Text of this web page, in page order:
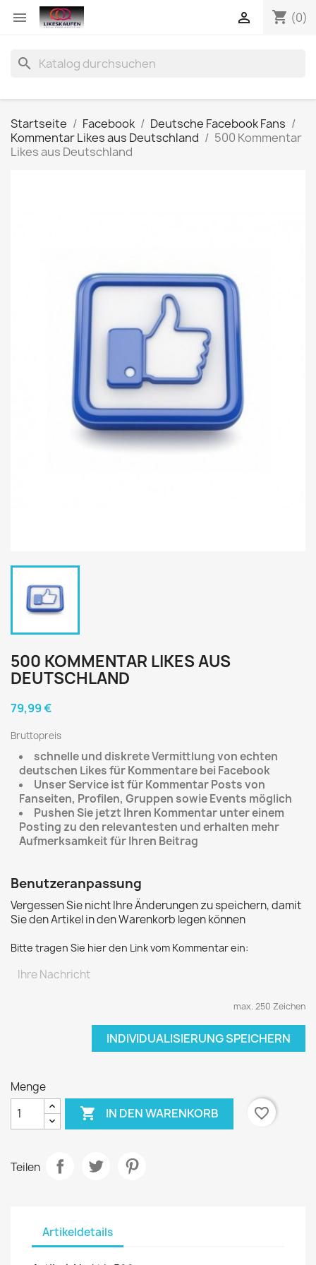
 shopping_cart (0)

search
Startseite Facebook
Deutsche Facebook Fans
Kommentar Likes aus Deutschland
500 Kommentar
Likes aus Deutschland
500 KOMMENTAR LIKES AUS
DEUTSCHLAND
79,99 €
Bruttopreis
schnelle und diskrete Vermittlung von echten
deutschen Likes für Kommentare bei Facebook
Unser Service ist für Kommentar Posts von
Fanseiten, Profilen, Gruppen sowie Events möglich
Pushen Sie jetzt Ihren Kommentar unter einem
Posting zu den relevantesten und erhalten mehr
Aufmerksamkeit für Ihren Beitrag
Benutzeranpassung
Vergessen Sie nicht Ihre Änderungen zu speichern, damit
Sie den Artikel in den Warenkorb legen können
Bitte tragen Sie hier den Link vom Kommentar ein:
max. 250 Zeichen
INDIVIDUALISIERUNG SPEICHERN
Menge
 IN DEN WARENKORB favorite_border
Teilen
Artikeldetails